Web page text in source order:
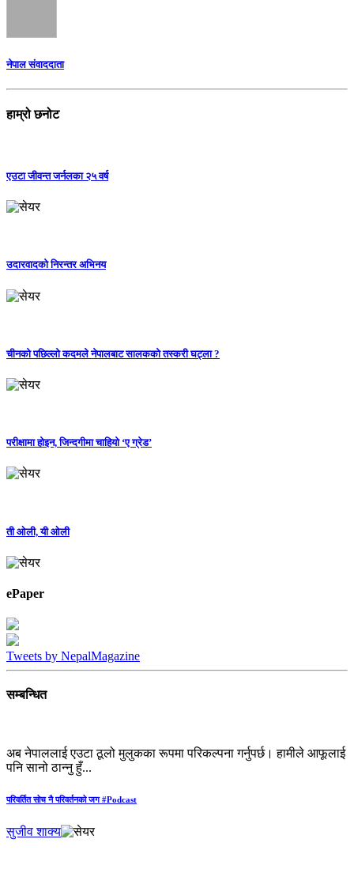
नेपाल संवाददाता
हाम्रो छनोट
एउटा जीवन्त जर्नलका २५ वर्ष
उदारवादको निरन्तर अभिनय
चीनको पछिल्लो कदमले नेपालबाट सालकको तस्करी घट्ला ?
परीक्षामा होइन, जिन्दगीमा चाहियो ‘ए ग्रेड’
ती ओली, यी ओली
ePaper
Tweets by NepalMagazine
सम्बन्धित
अब नेपाललाई एउटा ठूलो मुलुकका रूपमा परिकल्पना गर्नुपर्छ। हामीले आफूलाई
पनि सानो ठान्नु हुँ...
परिवर्तित सोच नै परिवर्तनको जग #Podcast
सुजीव शाक्य